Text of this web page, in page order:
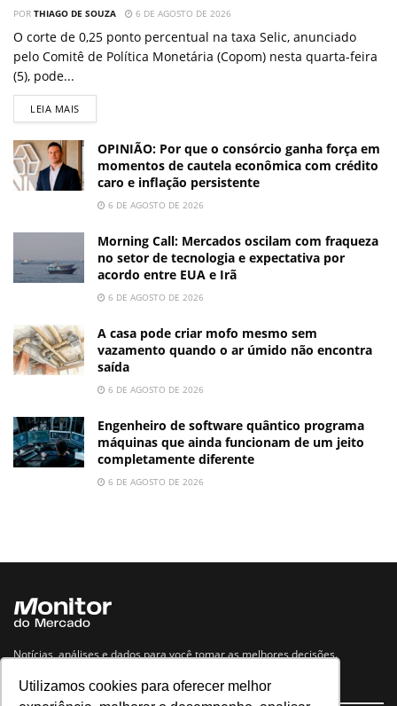
Utilizamos cookies para oferecer melhor
POR THIAGO DE SOUZA 6 DE AGOSTO DE 2026
O corte de 0,25 ponto percentual na taxa Selic, anunciado
pelo Comitê de Política Monetária (Copom) nesta quarta-feira
(5), pode...
LEIA MAIS
OPINIÃO: Por que o consórcio ganha força em
momentos de cautela econômica com crédito
caro e inflação persistente
6 DE AGOSTO DE 2026
Morning Call: Mercados oscilam com fraqueza
no setor de tecnologia e expectativa por
acordo entre EUA e Irã
6 DE AGOSTO DE 2026
A casa pode criar mofo mesmo sem
vazamento quando o ar úmido não encontra
saída
6 DE AGOSTO DE 2026
Engenheiro de software quântico programa
máquinas que ainda funcionam de um jeito
completamente diferente
6 DE AGOSTO DE 2026
Notícias, análises e dados para você tomar as melhores decisões.
Navegue no site